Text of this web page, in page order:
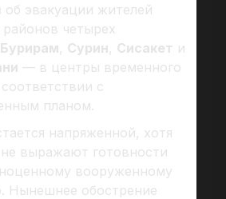
об эвакуации жителей
четырех
Бурирам, Сурин, Сисакет и
— в центры временного
с
планом.
напряженной, хотя
выражают готовности
вооруженному
Нынешнее обострение